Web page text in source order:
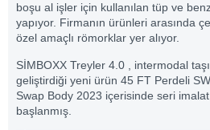
boşu al işler için kullanılan tüp ve
yapıyor. Firmanın ürünleri arasında
özel amaçlı römorklar yer alıyor.
SİMBOXX Treyler 4.0 , intermodal
geliştirdiği yeni ürün 45 FT Perdeli
Swap Body 2023 içerisinde seri
başlanmış.